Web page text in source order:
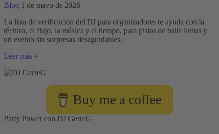
Blog 1 de mayo de 2026
La lista de verificación del DJ para organizadores te ayuda con la
técnica, el flujo, la música y el tiempo, para pistas de baile llenas y
un evento sin sorpresas desagradables.
Lista
verificación
organizadores
Leer más »
Buy me a coffee
Party Power con DJ GerreG